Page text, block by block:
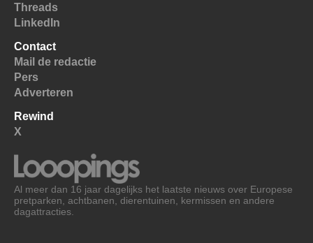
Threads
LinkedIn
Contact
Mail de redactie
Pers
Adverteren
Rewind
X
Al meer dan 16 jaar dagelijks het laatste nieuws over Europese
pretparken, achtbanen, dierentuinen, kermissen en andere
dagattracties.